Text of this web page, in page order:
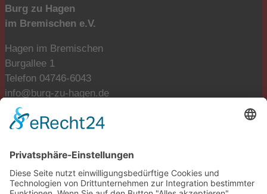
Burg zu Hagen
im Bremischen e.V.
Hagen im Bremischen
Burgallee 1
Telefon 04746-6043
info@burg-zu-hagen.de
Öffnungszeiten:
Mo. und Di. geschlossen
Fr., Sa., So. 13:00-17:00 Uhr
Tickets reservieren